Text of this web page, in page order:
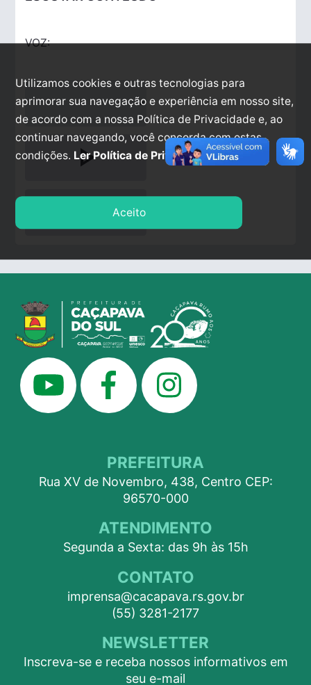
VOZ:
play_arrow
PREFEITURA
Rua XV de Novembro, 438, Centro CEP:
96570-000
ATENDIMENTO
Segunda a Sexta: das 9h às 15h
CONTATO
imprensa@cacapava.rs.gov.br
(55) 3281-2177
NEWSLETTER
Inscreva-se e receba nossos informativos em
seu e-mail
Utilizamos cookies e outras tecnologias para
aprimorar sua navegação e experiência em nosso site,
de acordo com a nossa Política de Privacidade e, ao
continuar navegando, você concorda com estas
condições. Ler Política de Privacidade.
Aceito